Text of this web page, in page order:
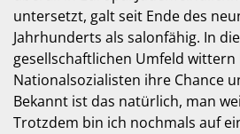
untersetzt, galt seit Ende des
Jahrhunderts als salonfähig. In
gesellschaftlichen Umfeld
Nationalsozialisten ihre Chance
Bekannt ist das natürlich, man
Trotzdem bin ich nochmals auf